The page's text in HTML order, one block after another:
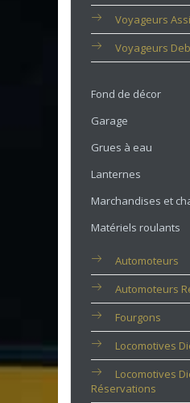
Voyageurs
Voyageurs
Fond de décor
Garage
Grues à eau
Lanternes
Marchandises et
Matériels roulants
Automoteurs
Automoteurs
Fourgons
Locomotives
Locomotives
Réservations